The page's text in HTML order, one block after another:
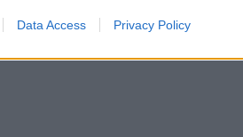
Data Access Privacy Policy